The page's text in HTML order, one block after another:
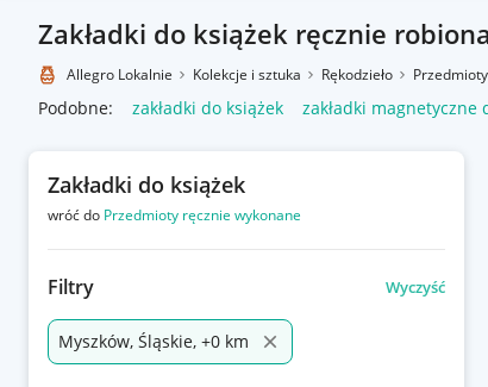
Zakładki do książek ręcznie
Allegro Lokalnie Kolekcje i sztuka Rękodzieło
Podobne: zakładki do książek zakładki magnetyczne
Zakładki do książek
wróć do Przedmioty ręcznie wykonane
Filtry Wyczyść
Myszków, Śląskie, +0 km